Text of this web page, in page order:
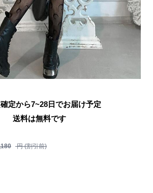
定から7~28日でお届け予定
送料は無料です
円 (割引前)